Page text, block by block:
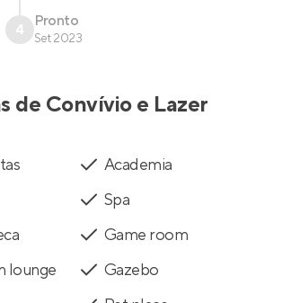
4 Pronto
Set 2023
de Convívio e Lazer
Academia
Spa
Game room
lounge
Gazebo